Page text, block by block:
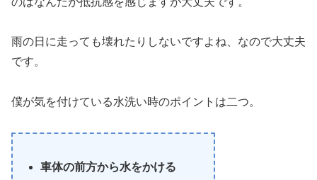
雨の日に走っても壊れたりしないですよね、なので大丈夫
です。
僕が気を付けている水洗い時のポイントは二つ。
車体の前方から水をかける